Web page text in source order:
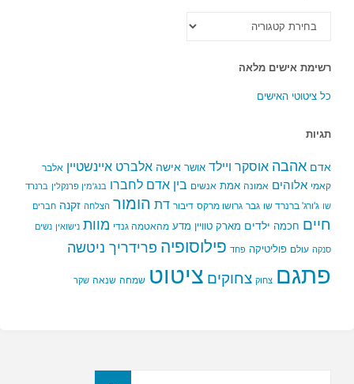
הקטגוריות
רשימת אישים מלאה
כל ציטוטי האישים
תגיות
אדם אהבה אוסקר ויילד אושר אישה אלברט איינשטיין אלבר
קאמי אלוהים אמונה אמת אנשים בין אדם לחברו בנג'מין פרנקלין ברנרד
שו ג'ורג' ברנרד שו גבר גרושו מרקס דיבור דת הומור הצלחה זקנה חברים
חיים חכמה ילדים מארק טוויין מדע מהאטמה גנדי מוות נישואין נשים
סנקה עולם פוליטיקה פחד פילוסופיה פרידריך ניטשה
פתגם צחוק צחוקים ציטוט שמחה שנאה שקר